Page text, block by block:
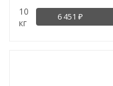
10
кг
6 451 ₽